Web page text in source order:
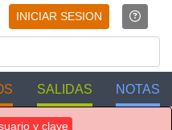
INICIAR SESION
SALIDAS NOTAS
y clave